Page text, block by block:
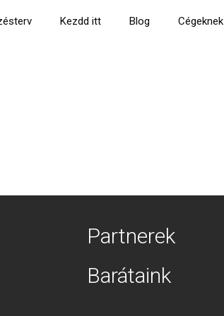
Kezdd itt Blog Cégeknek
Partnerek
Barátaink